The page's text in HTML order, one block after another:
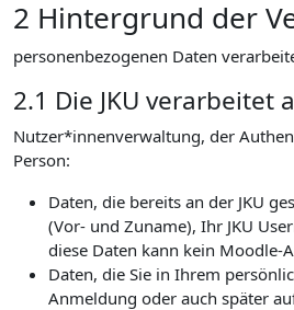
2 Hintergrund der
personenbezogenen Daten
2.1 Die JKU
Nutzer*innenverwaltung, der
Person:
Daten, die bereits an der JKU
(Vor- und Zuname), Ihr JKU
diese Daten kann kein
Daten, die Sie in Ihrem
Anmeldung oder auch später